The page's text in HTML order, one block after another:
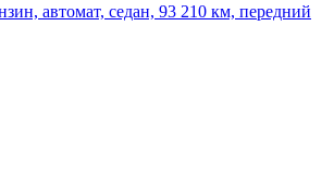
автомат, седан, 93 210 км, передний